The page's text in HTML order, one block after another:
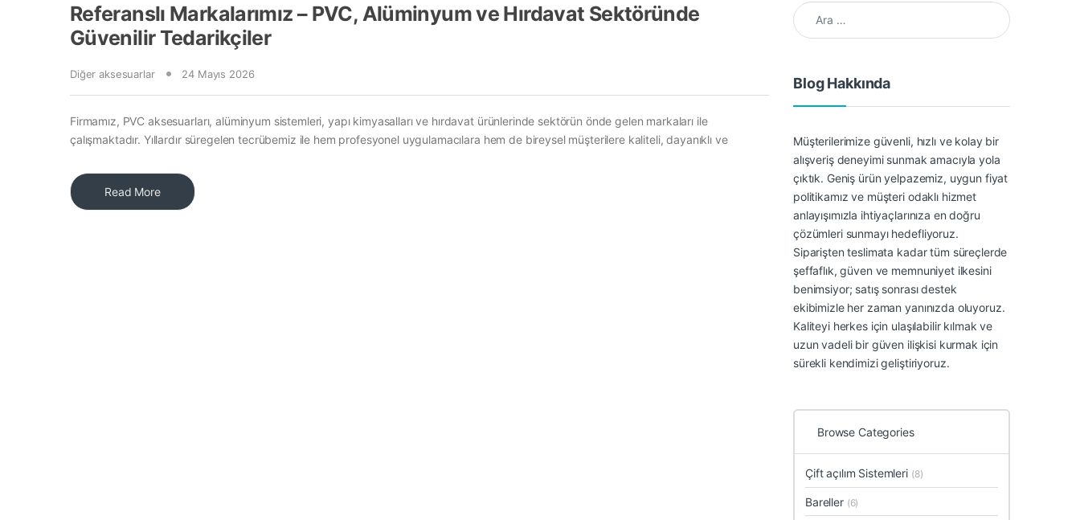
Referanslı Markalarımız – PVC, Alüminyum ve Hırdavat Sektöründe
Güvenilir Tedarikçiler
Diğer aksesuarlar 24 Mayıs 2026
Firmamız, PVC aksesuarları, alüminyum sistemleri, yapı kimyasalları ve hırdavat ürünlerinde sektörün önde gelen markaları ile
çalışmaktadır. Yıllardır süregelen tecrübemiz ile hem profesyonel uygulamacılara hem de bireysel müşterilere kaliteli, dayanıklı ve
Read More
Arama:
Blog Hakkında
Müşterilerimize güvenli, hızlı ve kolay bir
alışveriş deneyimi sunmak amacıyla yola
çıktık. Geniş ürün yelpazemiz, uygun fiyat
politikamız ve müşteri odaklı hizmet
anlayışımızla ihtiyaçlarınıza en doğru
çözümleri sunmayı hedefliyoruz.
Siparişten teslimata kadar tüm süreçlerde
şeffaflık, güven ve memnuniyet ilkesini
benimsiyor; satış sonrası destek
ekibimizle her zaman yanınızda oluyoruz.
Kaliteyi herkes için ulaşılabilir kılmak ve
uzun vadeli bir güven ilişkisi kurmak için
sürekli kendimizi geliştiriyoruz.
Browse Categories
Çift açılım Sistemleri (8)
Bareller (6)